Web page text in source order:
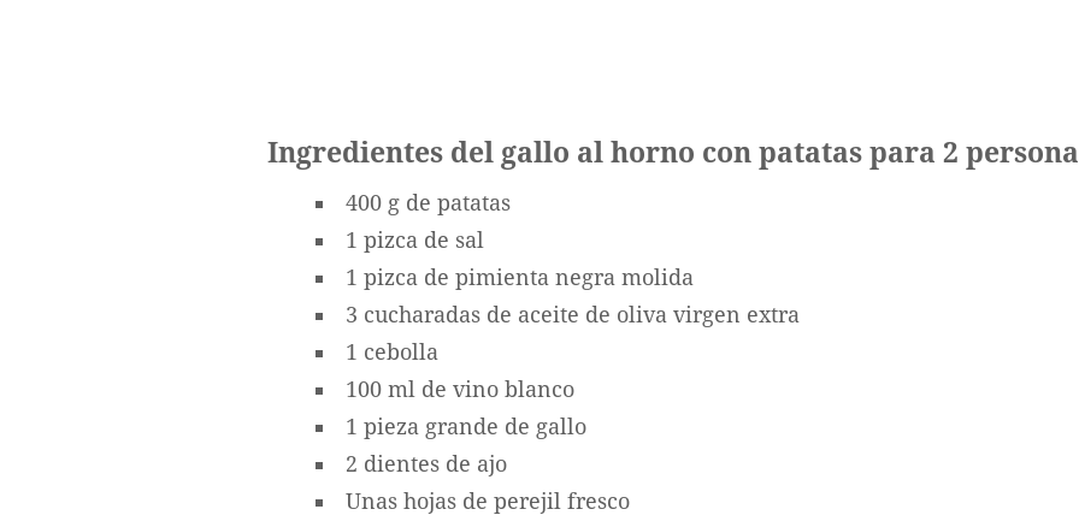
Ingredientes del gallo al horno con patatas para 2
400 g de patatas
1 pizca de sal
1 pizca de pimienta negra molida
3 cucharadas de aceite de oliva virgen extra
1 cebolla
100 ml de vino blanco
1 pieza grande de gallo
2 dientes de ajo
Unas hojas de perejil fresco